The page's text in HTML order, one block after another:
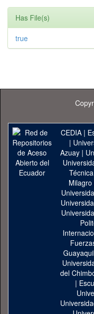
Has File(s)
true
CEDIA|
|
Azuay|
Milagro
del
|